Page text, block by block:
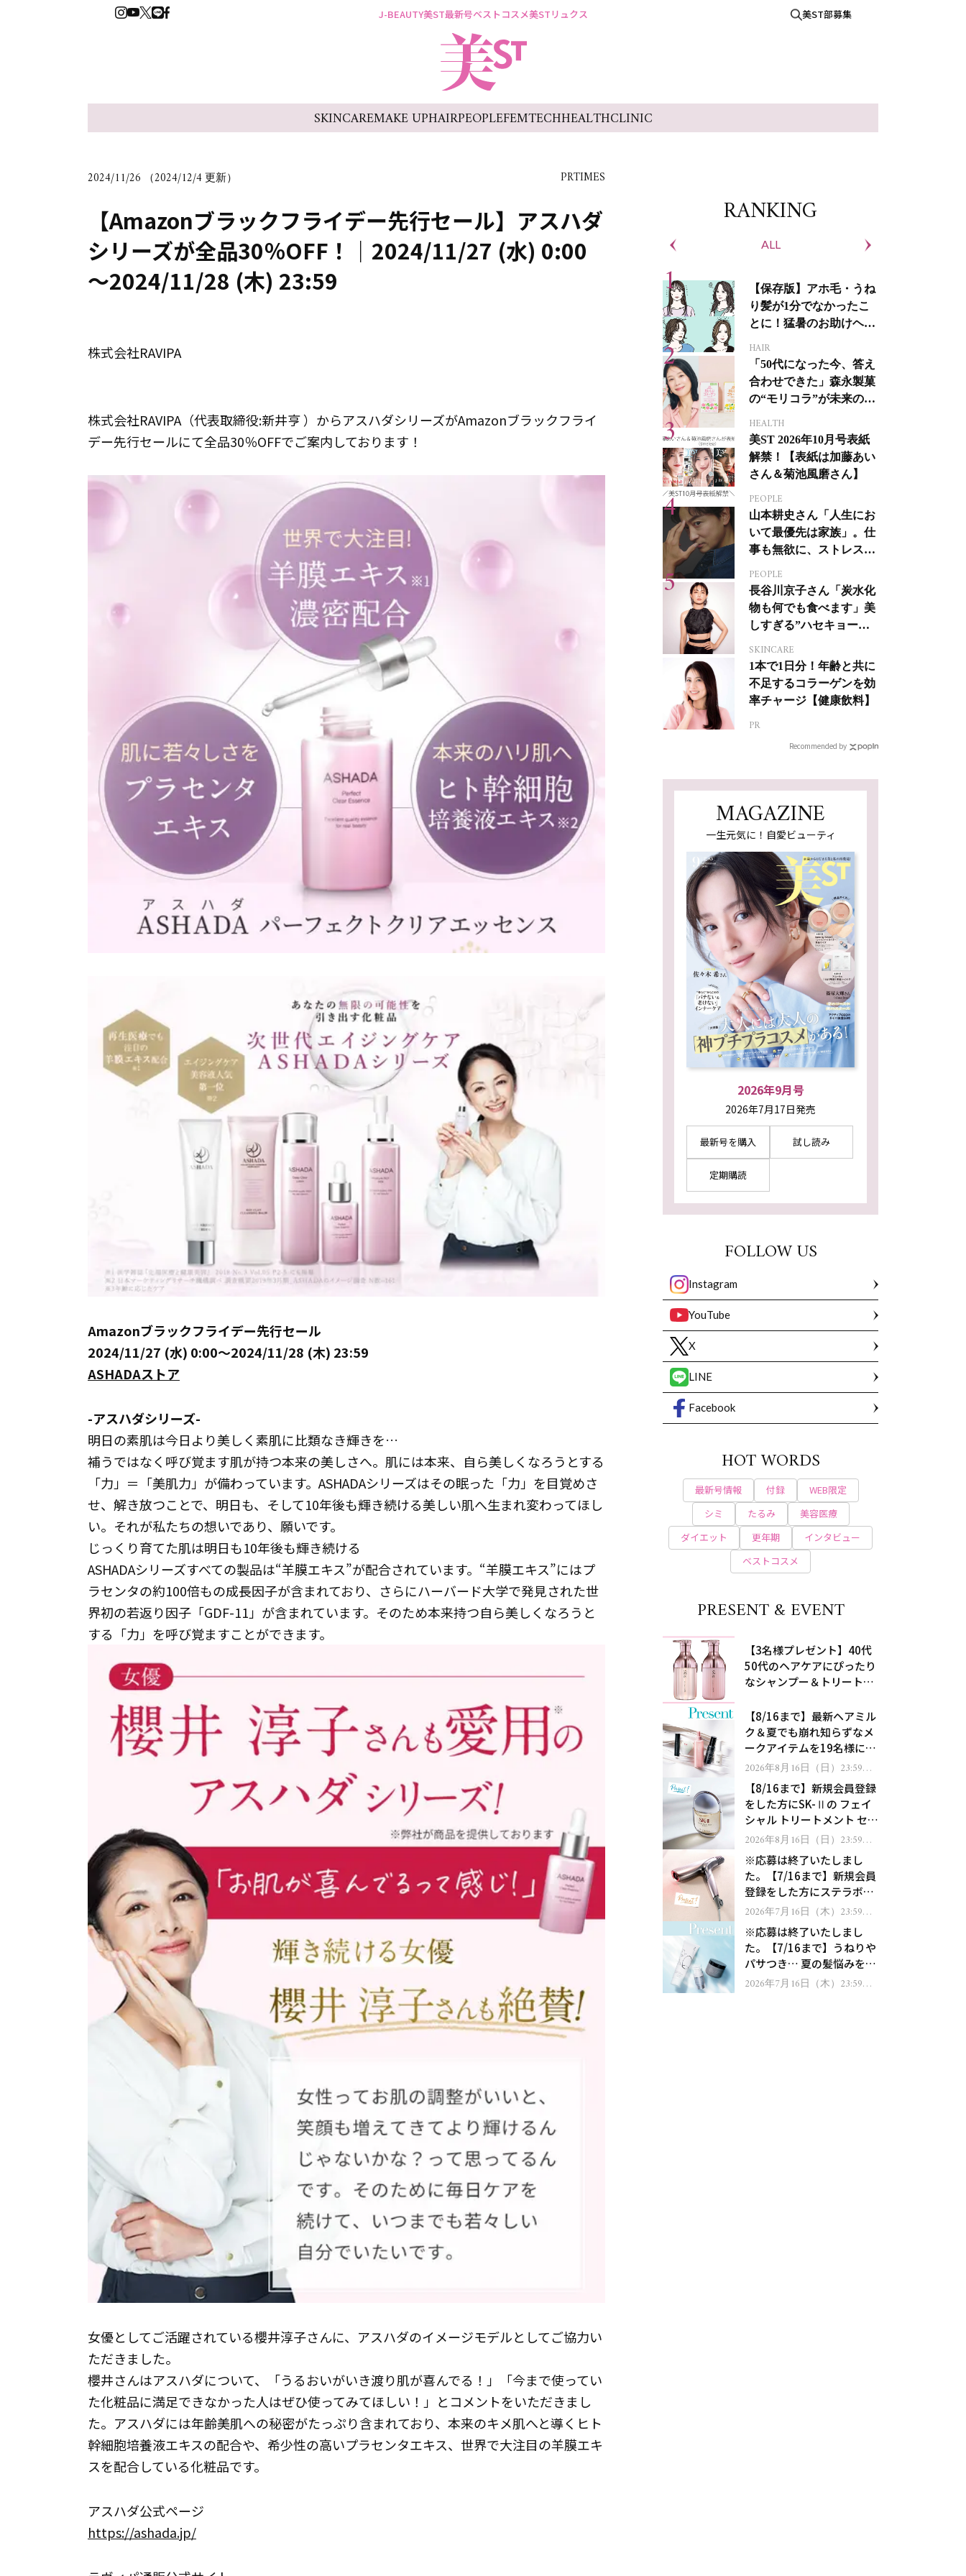
J-BEAUTY美ST最新号ベストコスメ美STリュクス 美ST部募集
SKINCAREMAKE UPHAIRPEOPLEFEMTECHHEALTHCLINIC
2024/11/26 （2024/12/4 更新） PRTIMES
【Amazonブラックフライデー先行セール】アスハダ
シリーズが全品30％OFF！｜2024/11/27 (水) 0:00
～2024/11/28 (木) 23:59
株式会社RAVIPA
株式会社RAVIPA（代表取締役:新井亨 ）からアスハダシリーズがAmazonブラックフライ
デー先行セールにて全品30％OFFでご案内しております！
Amazonブラックフライデー先行セール
2024/11/27 (水) 0:00～2024/11/28 (木) 23:59
ASHADAストア
-アスハダシリーズ-
明日の素肌は今日より美しく素肌に比類なき輝きを…
補うではなく呼び覚ます肌が持つ本来の美しさへ。肌には本来、自ら美しくなろうとする
「力」＝「美肌力」が備わっています。ASHADAシリーズはその眠った「力」を目覚めさ
せ、解き放つことで、明日も、そして10年後も輝き続ける美しい肌へ生まれ変わってほし
い。それが私たちの想いであり、願いです。
じっくり育てた肌は明日も10年後も輝き続ける
ASHADAシリーズすべての製品は“羊膜エキス”が配合されています。“羊膜エキス”にはプ
ラセンタの約100倍もの成長因子が含まれており、さらにハーバード大学で発見された世
界初の若返り因子「GDF-11」が含まれています。そのため本来持つ自ら美しくなろうと
する「力」を呼び覚ますことができます。
女優としてご活躍されている櫻井淳子さんに、アスハダのイメージモデルとしてご協力い
ただきました。
櫻井さんはアスハダについて、「うるおいがいき渡り肌が喜んでる！」「今まで使ってい
た化粧品に満足できなかった人はぜひ使ってみてほしい！」とコメントをいただきまし
た。アスハダには年齢美肌への秘密がたっぷり含まれており、本来のキメ肌へと導くヒト
幹細胞培養液エキスの配合や、希少性の高いプラセンタエキス、世界で大注目の羊膜エキ
スを配合している化粧品です。
アスハダ公式ページ
https://ashada.jp/
RANKING
ALL
【保存版】アホ毛・うね
り髪が1分でなかったこ
とに！猛暑のお助けヘア
HAIR
「50代になった今、答え
合わせできた」森永製菓
の“モリコラ”が未来のキ
HEALTH
美ST 2026年10月号表紙
解禁！【表紙は加藤あい
さん＆菊池風磨さん】
PEOPLE
山本耕史さん「人生にお
いて最優先は家族」。仕
事も無欲に、ストレスを
PEOPLE
長谷川京子さん「炭水化
物も何でも食べます」美
しすぎる”ハセキョーボ
SKINCARE
1本で1日分！年齢と共に
不足するコラーゲンを効
率チャージ【健康飲料】
PR
Recommended by
MAGAZINE
一生元気に！自愛ビューティ
2026年9月号
2026年7月17日発売
最新号を購入 試し読み
定期購読
FOLLOW US
Instagram
YouTube
X
LINE
Facebook
HOT WORDS
最新号情報 付録
WEB限定
シミ
たるみ
美容医療
ダイエット
更年期
インタビュー
ベストコスメ
PRESENT & EVENT
【3名様プレゼント】40代
50代のヘアケアにぴったり
なシャンプー＆トリートメ
処！
【8/16まで】最新ヘアミル
ク＆夏でも崩れ知らずなメ
ークアイテムを19名様にプ
レゼント！
2026年8月16日（日）23:59ま
で【8/16まで】新規会員登録
をした方にSK-Ⅱの フェイ
シャル トリートメント セラ
ムをプレゼント！
2026年8月16日（日）23:59ま
※応募は終了いたしまし
た。【7/16まで】新規会員
登録をした方にステラボー
テのシャインリバース ヘア
ゼント！
2026年7月16日（木）23:59ま
※応募は終了いたしまし
た。【7/16まで】うねりや
パサつき… 夏の髪悩みを解
消するヘアケアアイテムを
2026年7月16日（木）23:59ま